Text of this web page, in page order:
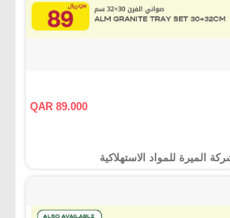
QAR 89.000
الميرة للمواد الاستهلاكية